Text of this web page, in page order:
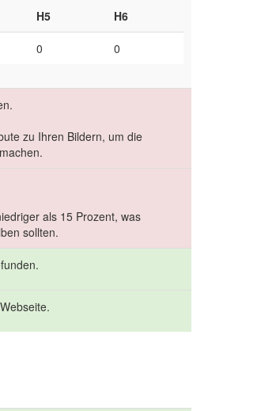
H5 H6
0 0
zu Ihren Bildern, um die
als 15 Prozent, was
sollten.